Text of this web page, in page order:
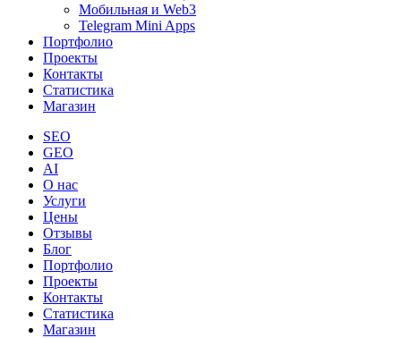
Мобильная и Web3
Telegram Mini Apps
Портфолио
Проекты
Контакты
Статистика
Магазин
SEO
GEO
AI
О нас
Услуги
Цены
Отзывы
Блог
Портфолио
Проекты
Контакты
Статистика
Магазин